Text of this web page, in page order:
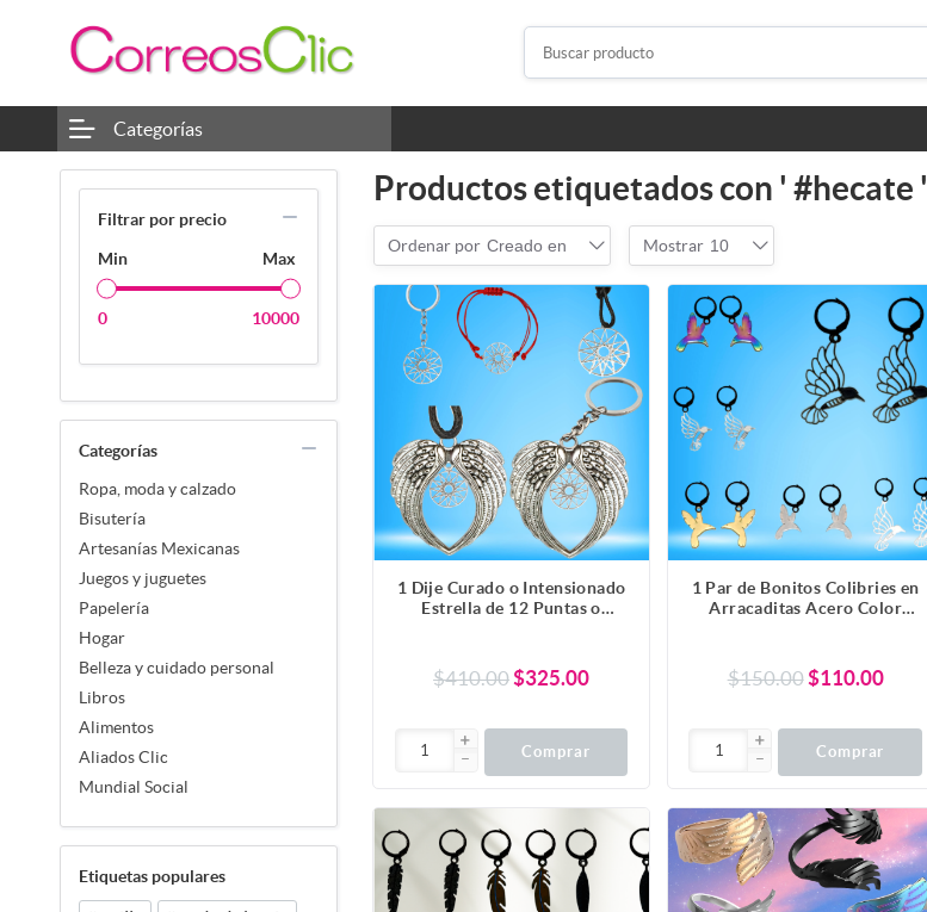
Categorías
Filtrar por precio
Min Max
0 10000
Categorías
Ropa, moda y calzado
Bisutería
Artesanías Mexicanas
Juegos y juguetes
Papelería
Hogar
Belleza y cuidado personal
Libros
Alimentos
Aliados Clic
Mundial Social
Etiquetas populares
Productos etiquetados con ' #hecate '
Ordenar por Creado en Mostrar 10
1 Dije Curado o Intensionado
Estrella de 12 Puntas o
Simbolo Protector de Acero
Inoxidable en Pulsera,
$410.00 $325.00
Comprar
1 Par de Bonitos Colibries en
Arracaditas Acero Color
Escoger x1colib-Lopi
$150.00 $110.00
Comprar